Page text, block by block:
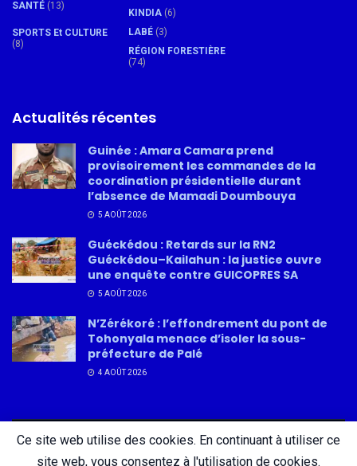
SANTÉ (13)
SPORTS Et CULTURE
(8)
KINDIA (6)
LABÉ (3)
RÉGION FORESTIÈRE
(74)
Actualités récentes
Guinée : Amara Camara prend
provisoirement les commandes de la
coordination présidentielle durant
l’absence de Mamadi Doumbouya
5 AOÛT 2026
Guéckédou : Retards sur la RN2
Guéckédou–Kailahun : la justice ouvre
une enquête contre GUICOPRES SA
5 AOÛT 2026
N’Zérékoré : l’effondrement du pont de
Tohonyala menace d’isoler la sous-
préfecture de Palé
4 AOÛT 2026
Advertise Privacy & Policy Contact
Ce site web utilise des cookies. En continuant à utiliser ce
site web, vous consentez à l'utilisation de cookies.